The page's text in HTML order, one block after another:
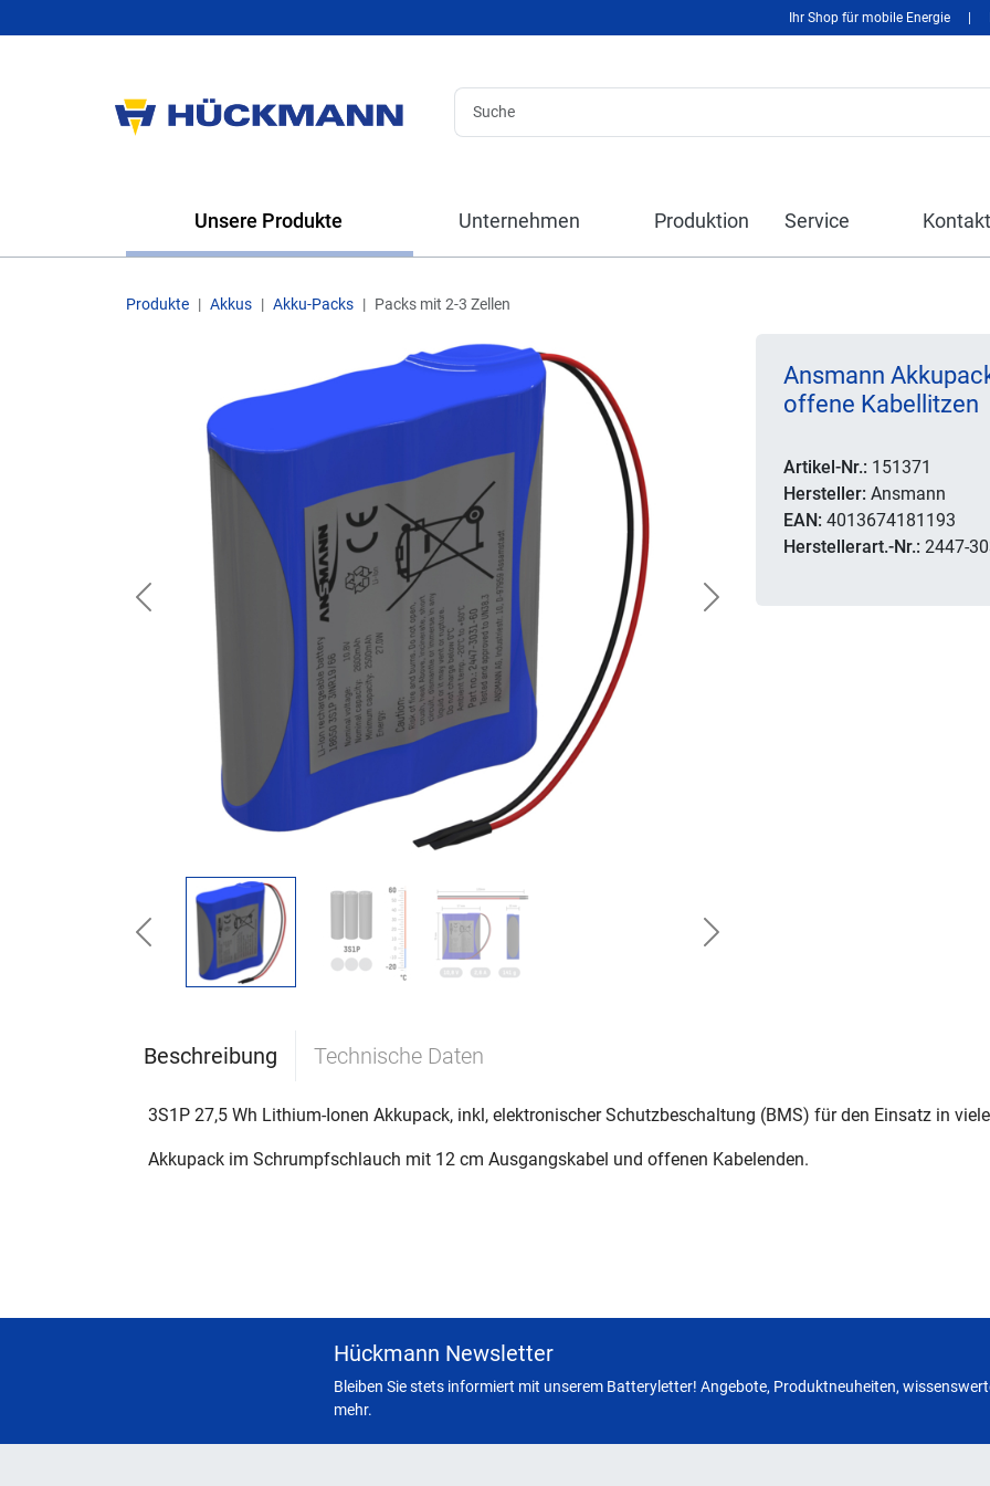
Ihr Shop für mobile Energie
Unsere Produkte Unternehmen Produktion Service Kontakt
Produkte Akkus Akku-Packs Packs mit 2-3 Zellen
Previous Next
Previous Next
Ansmann
offene Kabellitzen
Artikel-Nr.: 151371
Hersteller: Ansmann
EAN: 4013674181193
Herstellerart.-Nr.: 2447-
Beschreibung Technische Daten
3S1P 27,5 Wh Lithium-Ionen Akkupack, inkl, elektronischer Schutzbeschaltung (BMS) für den Einsatz in
Akkupack im Schrumpfschlauch mit 12 cm Ausgangskabel und offenen Kabelenden.
Hückmann Newsletter
Bleiben Sie stets informiert mit unserem Batteryletter! Angebote, Produktneuheiten,
mehr.